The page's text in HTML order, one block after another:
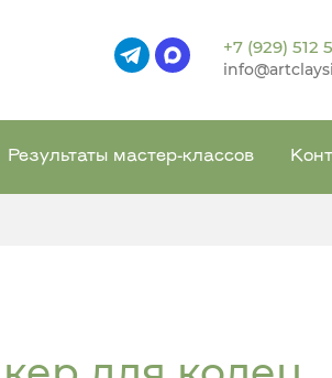
+7 (929) 512
Результаты мастер-классов